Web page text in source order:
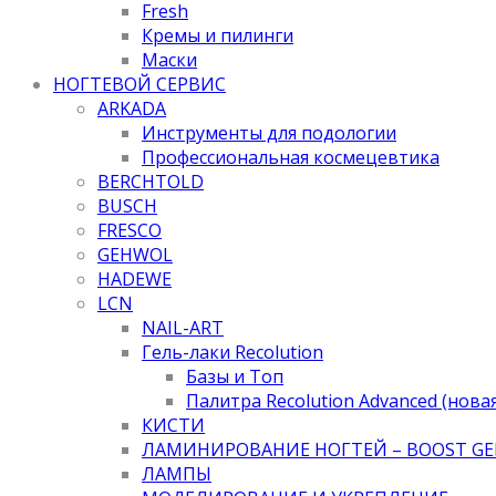
Fresh
Кремы и пилинги
Маски
НОГТЕВОЙ СЕРВИС
ARKADA
Инструменты для подологии
Профессиональная космецевтика
BERCHTOLD
BUSCH
FRESCO
GEHWOL
HADEWE
LCN
NAIL-ART
Гель-лаки Recolution
Базы и Топ
Палитра Recolution Advanced
КИСТИ
ЛАМИНИРОВАНИЕ НОГТЕЙ – BOOST
ЛАМПЫ